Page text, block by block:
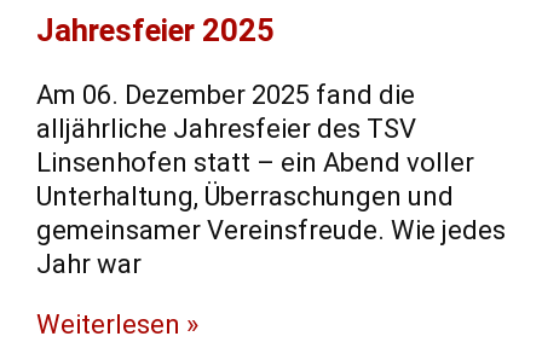
Jahresfeier 2025
Am 06. Dezember 2025 fand die
alljährliche Jahresfeier des TSV
Linsenhofen statt – ein Abend voller
Unterhaltung, Überraschungen und
gemeinsamer Vereinsfreude. Wie jedes
Jahr war
Weiterlesen »